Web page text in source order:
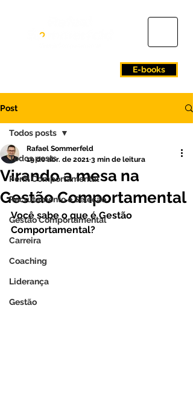
E-books
Post
Todos posts
Perfil Comportamental
Recrutamento e Seleção
Gestão Comportamental
Carreira
Coaching
Liderança
Gestão
Todos posts
Virando a mesa na
Gestão Comportamental
Rafael Sommerfeld
19 de abr. de 2021 3 min de leitura
Você sabe o que é Gestão
Comportamental?